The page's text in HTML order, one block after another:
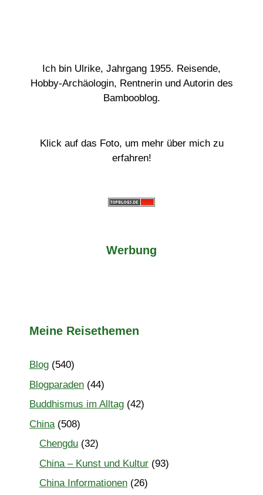
Ich bin Ulrike, Jahrgang 1955. Reisende,
Hobby-Archäologin, Rentnerin und Autorin des
Bambooblog.
Klick auf das Foto, um mehr über mich zu
erfahren!
Werbung
Meine Reisethemen
Blog (540)
Blogparaden (44)
Buddhismus im Alltag (42)
China (508)
Chengdu (32)
China – Kunst und Kultur (93)
China Informationen (26)